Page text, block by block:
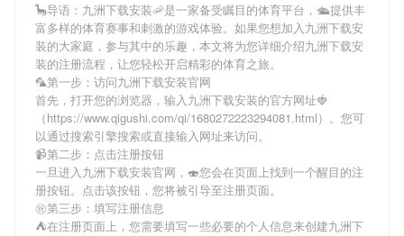
🦕导语： 九洲下载安装🦐是一家备受瞩目的体育平台，🛳提供丰
富多样的体育赛事和刺激的游戏体验。如果您想加入九洲下载安
装的大家庭，参与其中的乐趣，本文将为您详细介绍九洲下载安
装的注册流程，让您轻松开启精彩的体育之旅。
🦜第一步：访问九洲下载安装官网
首先，打开您的浏览器，输入九洲下载安装的官方网址🍓
（https://www.qigushi.com/qi/1680272223294081.html）。您可
以通过搜索引擎搜索或直接输入网址来访问。
📹第二步：点击注册按钮
一旦进入九洲下载安装官网，🍣您会在页面上找到一个醒目的注
册按钮。点击该按钮，您将被引导至注册页面。
㊗第三步：填写注册信息
⛺️在注册页面上，您需要填写一些必要的个人信息来创建九洲下